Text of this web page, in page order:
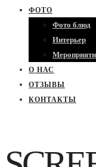
ФОТО
Фото блюд
Интерьер
О НАС
ОТЗЫВЫ
КОНТАКТЫ